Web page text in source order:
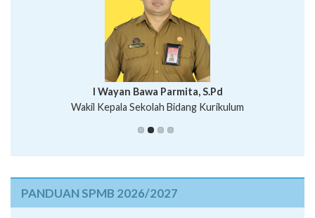
Putu Suhartana, S.Pd.
I Wayan Bawa Parmita, S.Pd
Wakil Kepala Sekolah Bidang Kurikulum
I Wayan Gede Aditya Pratita, S.Pd., M.Sn
Ni Wayan Nopi Sutantri, S.Pd.
PANDUAN SPMB 2026/2027